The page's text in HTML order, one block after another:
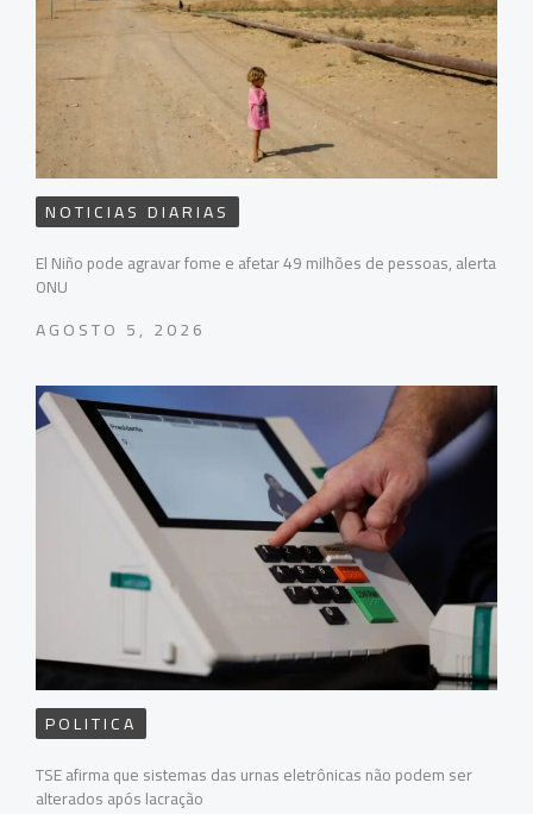
NOTICIAS DIARIAS
El Niño pode agravar fome e afetar 49 milhões de pessoas, alerta
ONU
AGOSTO 5, 2026
POLITICA
TSE afirma que sistemas das urnas eletrônicas não podem ser
alterados após lacração